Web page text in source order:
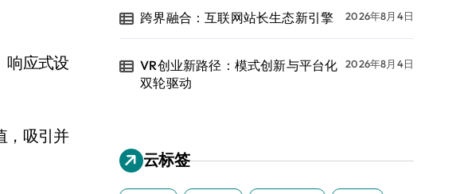
响应式设
，吸引并
跨界融合：互联网站长生态新引擎 2026年8月4日
VR创业新路径：模式创新与平台化
双轮驱动
2026年8月4日
云标签